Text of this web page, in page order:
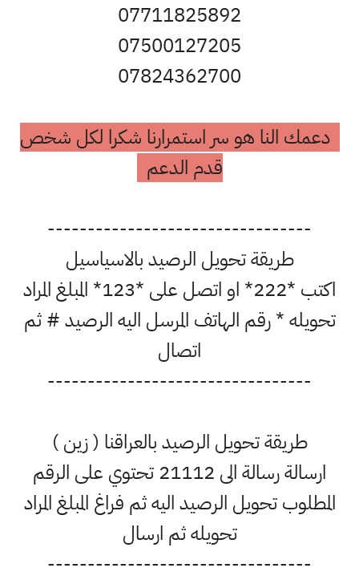
07711825892
07500127205
07824362700
دعمك النا هو سر استمرارنا شكرا لكل شخص
قدم الدعم
---------------------------------
طريقة تحويل الرصيد بالاسياسيل
اكتب *222* او اتصل على *123* المبلغ المراد
تحويله * رقم الهاتف المرسل اليه الرصيد # ثم
اتصال
---------------------------------
طريقة تحويل الرصيد بالعراقنا ( زين )
ارسالة رسالة الى 21112 تحتوي على الرقم
المطلوب تحويل الرصيد اليه ثم فراغ المبلغ المراد
تحويله ثم ارسال
---------------------------------